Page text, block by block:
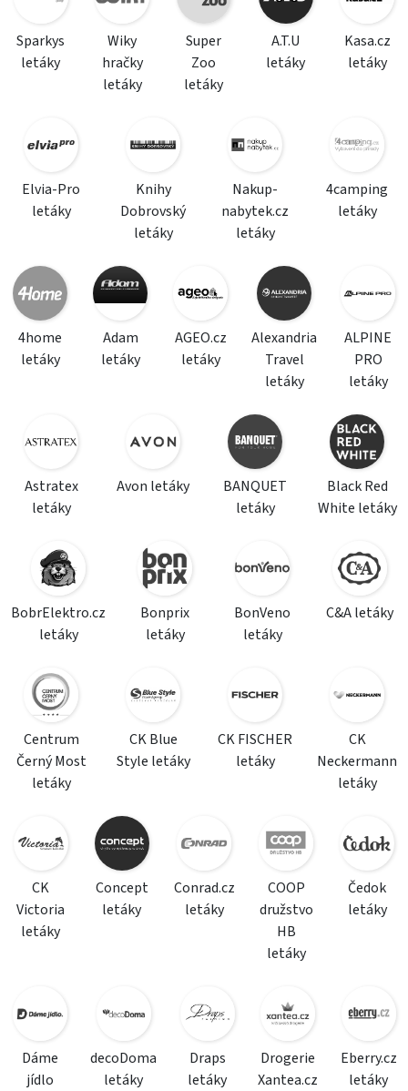
Sparkys
letáky
Wiky
hračky
letáky
Super
Zoo
letáky
A.T.U
letáky
Kasa.cz
letáky
Elvia-Pro
letáky
Knihy
Dobrovský
letáky
Nakup-
nabytek.cz
letáky
4camping
letáky
4home
letáky
Adam
letáky
AGEO.cz
letáky
Alexandria
Travel
letáky
ALPINE
PRO
letáky
Astratex
letáky
Avon letáky
BANQUET
letáky
Black Red
White letáky
BobrElektro.cz
letáky
Bonprix
letáky
BonVeno
letáky
C&A letáky
Centrum
Černý Most
letáky
CK Blue
Style letáky
CK FISCHER
letáky
CK
Neckermann
letáky
CK
Victoria
letáky
Concept
letáky
Conrad.cz
letáky
COOP
družstvo
HB
letáky
Čedok
letáky
Dáme
jídlo
decoDoma
letáky
Draps
letáky
Drogerie
Xantea.cz
Eberry.cz
letáky